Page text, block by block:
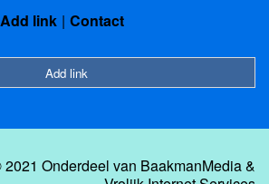
Add link Contact
Add link
Onderdeel van BaakmanMedia&